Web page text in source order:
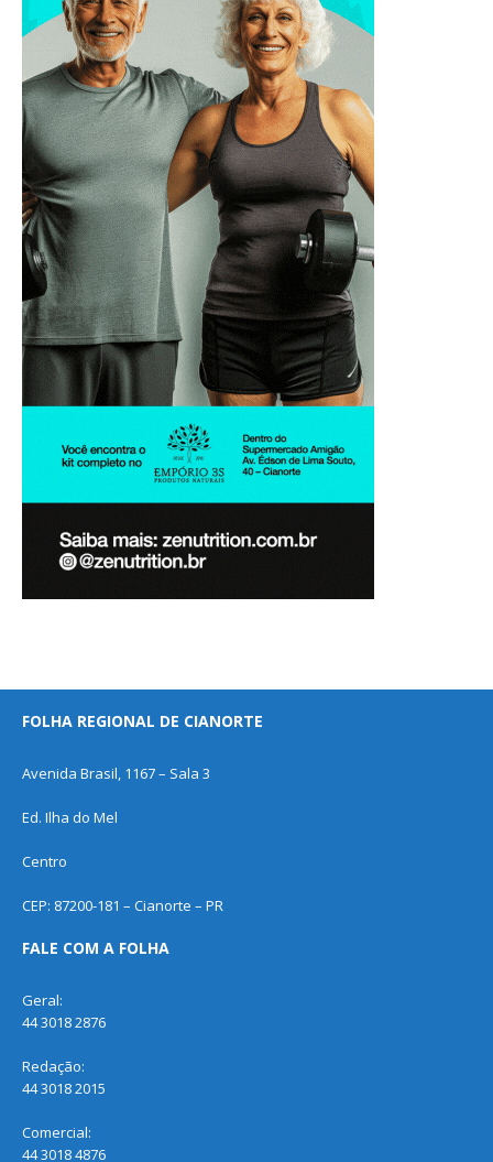
FOLHA REGIONAL DE CIANORTE
Avenida Brasil, 1167 – Sala 3
Ed. Ilha do Mel
Centro
CEP: 87200-181 – Cianorte – PR
FALE COM A FOLHA
Geral:
44 3018 2876
Redação:
44 3018 2015
Comercial:
44 3018 4876